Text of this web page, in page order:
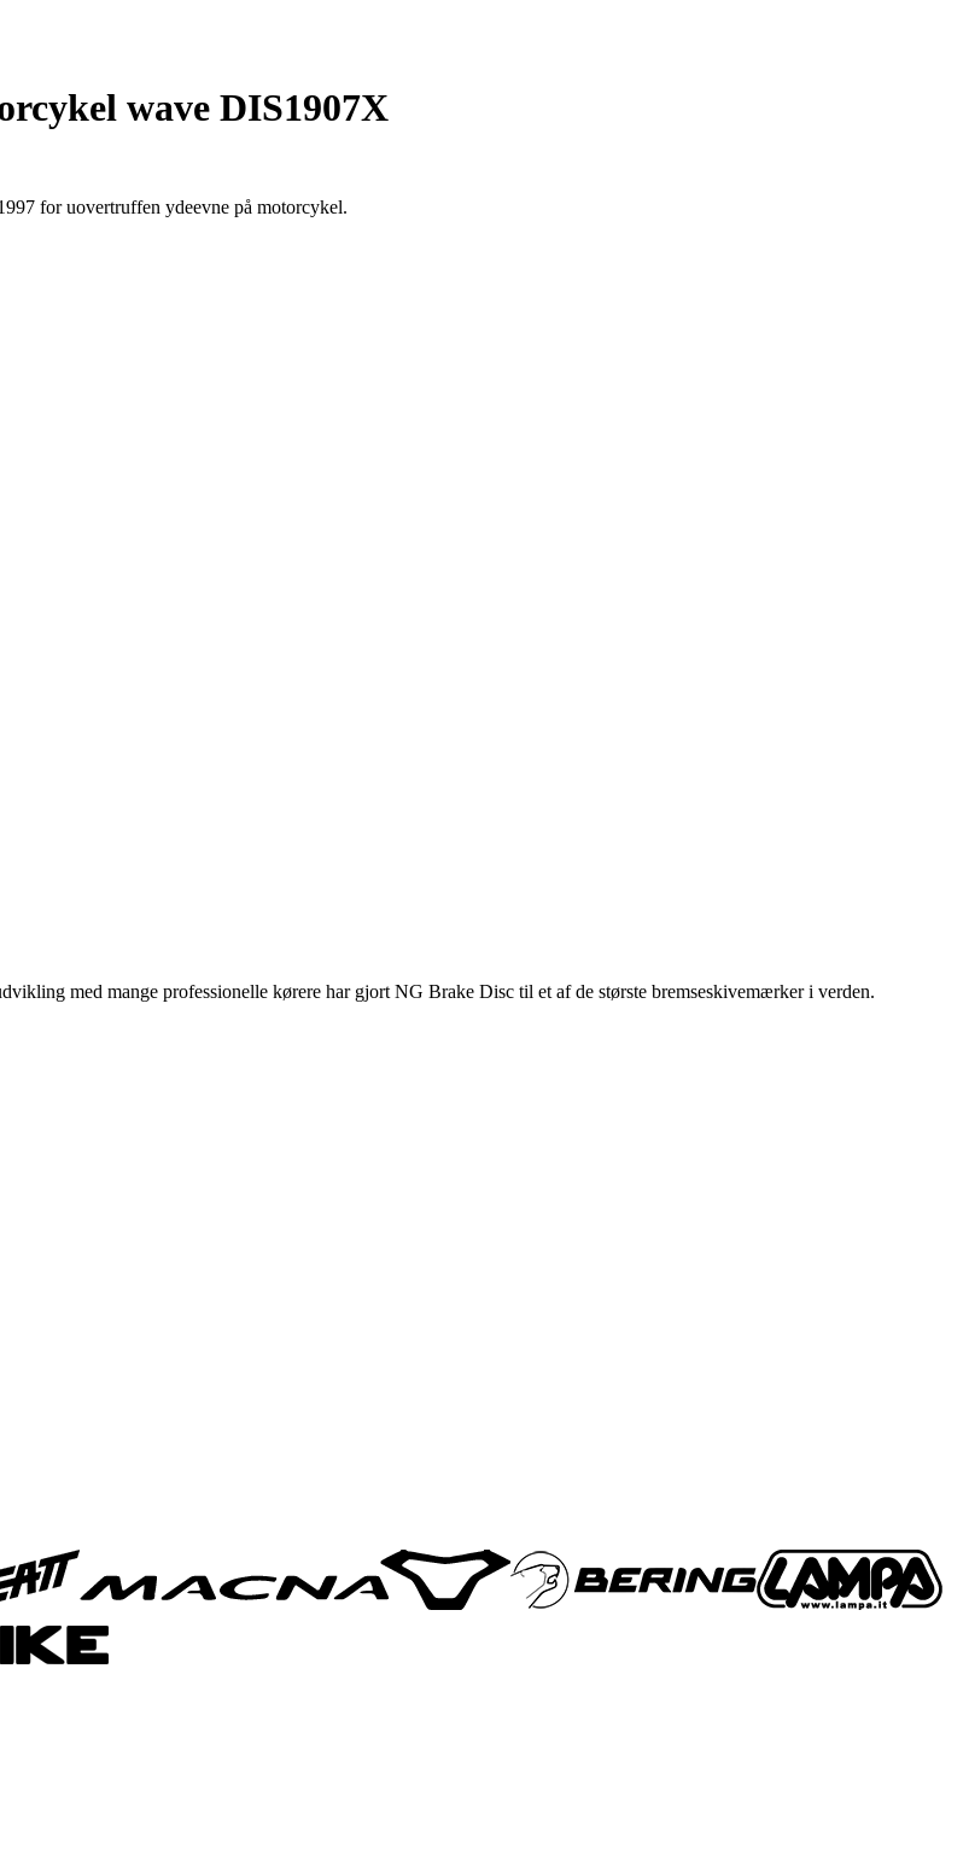
wave DIS1907X
for uovertruffen ydeevne på motorcykel.
med mange professionelle kørere har gjort NG Brake Disc til et af de største bremseskivemærker i verden.